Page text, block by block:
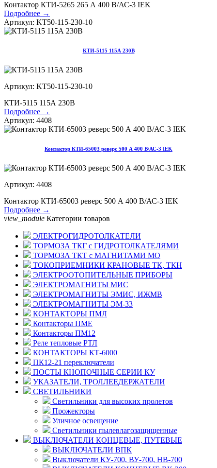
Контактор КТИ-5265 265 А 400 В/АС-3 IEK
Подробнее →
Артикул: KT50-115-230-10
КТИ-5115 115А 230В
Артикул: KT50-115-230-10
КТИ-5115 115А 230В
Подробнее →
Артикул: 4408
Контактор КТИ-65003 реверс 500 А 400 В/АС-3 IEK
Артикул: 4408
Контактор КТИ-65003 реверс 500 А 400 В/АС-3 IEK
Подробнее →
view_module Категории товаров
ЭЛЕКТРОГИДРОТОЛКАТЕЛИ
ТОРМОЗА ТКГ с ГИДРОТОЛКАТЕЛЯМИ
ТОРМОЗА ТКТ с МАГНИТАМИ МО
ТОКОПРИЕМНИКИ КРАНОВЫЕ ТК, ТКН
ЭЛЕКТРООТОПИТЕЛЬНЫЕ ПРИБОРЫ
ЭЛЕКТРОМАГНИТЫ МИС
ЭЛЕКТРОМАГНИТЫ ЭМИС, ИЖМВ
ЭЛЕКТРОМАГНИТЫ ЭМ-33
КОНТАКТОРЫ ПМЛ
Контакторы ПМЕ
Контакторы ПМ12
Реле тепловые РТЛ
КОНТАКТОРЫ КТ-6000
ПК12-21 переключатели
ПОСТЫ КНОПОЧНЫЕ СЕРИИ КУ
УКАЗАТЕЛИ, ТРОЛЛЕЕДЕРЖАТЕЛИ
СВЕТИЛЬНИКИ
Светильники для высоких пролетов
Прожекторы
Уличное освещение
Светильники пылевлагозащищенные
ВЫКЛЮЧАТЕЛИ КОНЦЕВЫЕ, ПУТЕВЫЕ
ВЫКЛЮЧАТЕЛИ ВПК
Выключатели КУ-700, ВУ-700, НВ-700